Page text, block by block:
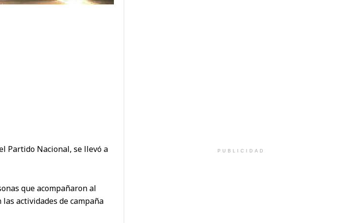
Partido Nacional, se llevó a
que acompañaron al
actividades de campaña
PUBLICIDAD